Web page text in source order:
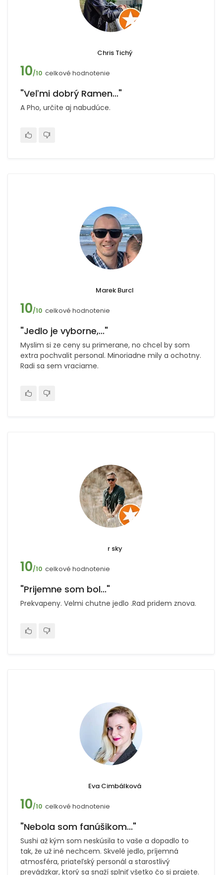
Chris Tichý
10/10 celkové hodnotenie
"Veľmi dobrý Ramen..."
A Pho, určite aj nabudúce.
Marek Burcl
10/10 celkové hodnotenie
"Jedlo je vyborne,..."
Myslim si ze ceny su primerane, no chcel by som
extra pochvalit personal. Minoriadne mily a ochotny.
Radi sa sem vraciame.
r sky
10/10 celkové hodnotenie
"Prijemne som bol..."
Prekvapeny. Velmi chutne jedlo .Rad pridem znova.
Eva Cimbálková
10/10 celkové hodnotenie
"Nebola som fanúšikom..."
Sushi až kým som neskúsila to vaše a dopadlo to
tak, že už iné nechcem. Skvelé jedlo, príjemná
atmosféra, priateľský personál a starostlivý
prevádzkar, ktorý sa snaží splniť všetko čo si prajete.